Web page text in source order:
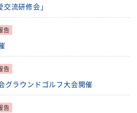
流研修会」
告
告
グラウンドゴルフ大会開催
告